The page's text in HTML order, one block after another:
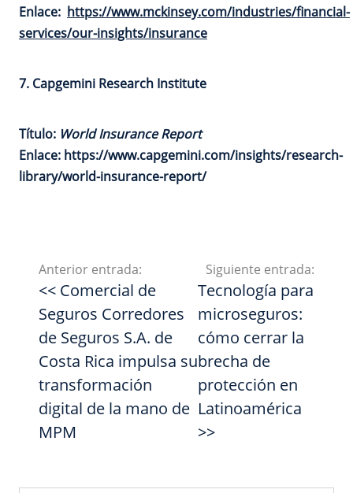
Enlace: https://www.mckinsey.com/industries/financial-
services/our-insights/insurance
7. Capgemini Research Institute
Título: World Insurance Report
Enlace: https://www.capgemini.com/insights/research-
library/world-insurance-report/
Anterior entrada:
<< Comercial de
Seguros Corredores
de Seguros S.A. de
Costa Rica impulsa su
transformación
digital de la mano de
MPM
Siguiente entrada:
Tecnología para
microseguros:
cómo cerrar la
brecha de
protección en
Latinoamérica
>>